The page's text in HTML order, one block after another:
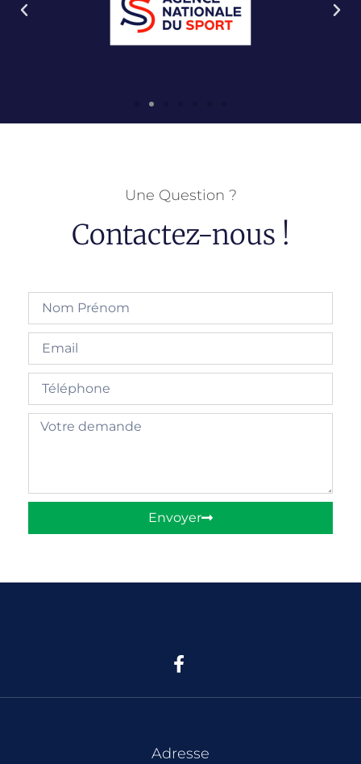
Une Question ?
Contactez-nous !
Envoyer
Adresse